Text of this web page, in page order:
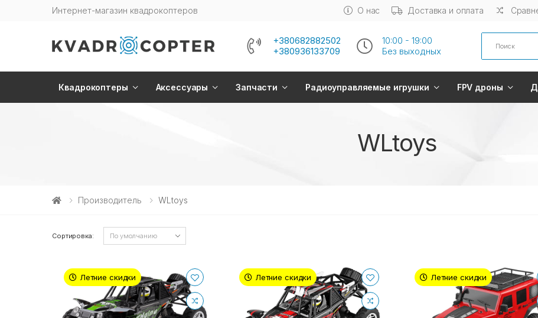
Интернет-магазин квадрокоптеров О нас Доставка и оплата
+380682882502
+380936133709
10:00 - 19:00
Без выходных
Search
Квадрокоптеры Аксессуары Запчасти Радиоуправляемые игрушки FPV дроны
WLtoys
Производитель WLtoys
Сортировка:
Летние скидки Летние скидки Летние скидки